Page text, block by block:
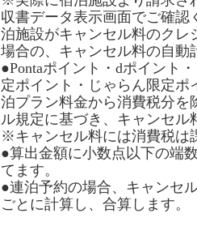
収書データ表示画面でご確認
泊施設がキャンセル料のクレ
場合の、キャンセル料の自動
●Pontaポイント・dポイント
定ポイント・じゃらん限定
泊プラン料金から消費税分を
ル規定に基づき、キャンセル
※キャンセル料には消費税は
●算出金額に小数点以下の端
てます。
●連泊予約の場合、キャンセ
ごとに計算し、合算します。